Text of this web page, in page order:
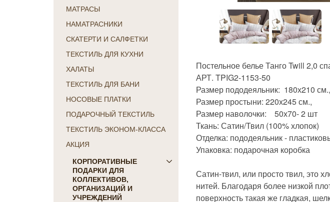
МАТРАСЫ
НАМАТРАСНИКИ
СКАТЕРТИ И САЛФЕТКИ
ТЕКСТИЛЬ ДЛЯ КУХНИ
ХАЛАТЫ
ТЕКСТИЛЬ ДЛЯ БАНИ
НОСОВЫЕ ПЛАТКИ
ПОДАРОЧНЫЙ ТЕКСТИЛЬ
ТЕКСТИЛЬ ЭКОНОМ-КЛАССА
АКЦИЯ
КОРПОРАТИВНЫЕ
ПОДАРКИ ДЛЯ
КОЛЛЕКТИВОВ,
ОРГАНИЗАЦИЙ И
УЧРЕЖДЕНИЙ
Постельное белье Танго Twill 2,0
АРТ. TPIG2-1153-50
Размер пододеяльник: 180х210 см.,
Размер простыни: 220х245 см.,
Размер наволочки: 50х70- 2 шт
Ткань: Сатин/Твил (100% хлопок)
Отделка: пододеяльник -
Упаковка: подарочная коробка
Сатин-твил, или просто твил, это
нитей. Благодаря более низкой
поверхность такая же гладкая,